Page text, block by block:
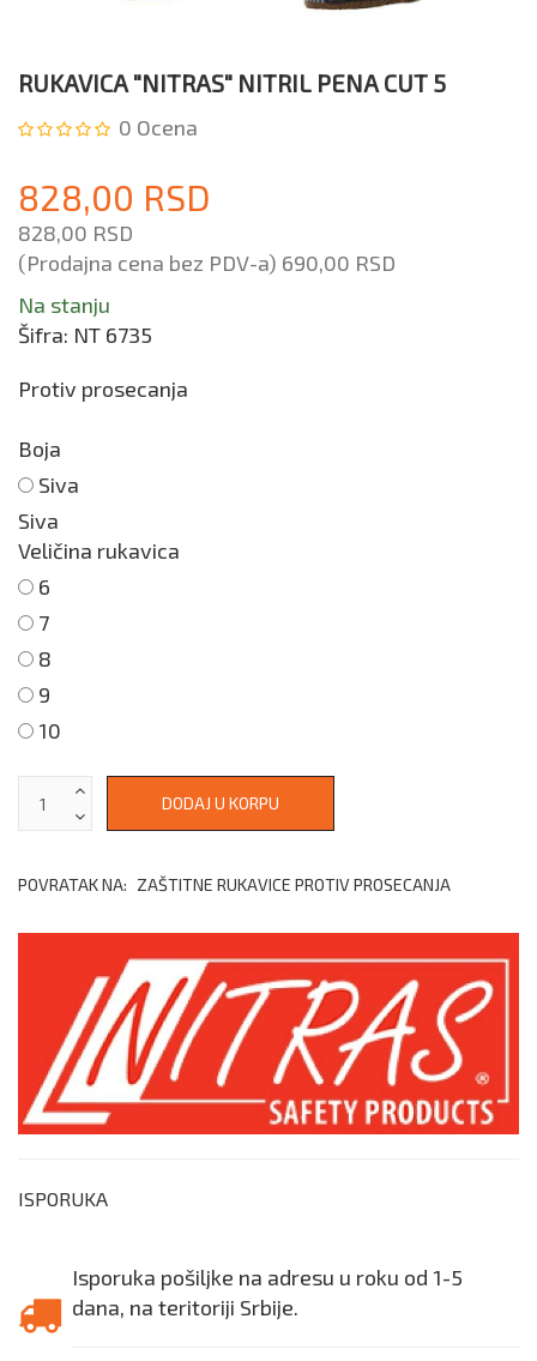
RUKAVICA "NITRAS" NITRIL PENA CUT 5
0 Ocena
828,00 RSD
828,00 RSD
(Prodajna cena bez PDV-a) 690,00 RSD
Na stanju
Šifra: NT 6735
Protiv prosecanja
Boja
Siva
Siva
Veličina rukavica
6
7
8
9
10
POVRATAK NA: ZAŠTITNE RUKAVICE PROTIV PROSECANJA
ISPORUKA
Isporuka pošiljke na adresu u roku od 1-5
dana, na teritoriji Srbije.